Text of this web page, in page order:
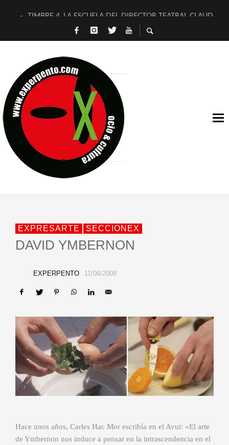
TIMBRE 4, LA ESCUELA DEL DIRECTOR TEATRAL CLAUDIO
30 AÑOS (NO ES NADA) DE LA KATARSIS DEL TOMATAZO
D’BALDOMEROS REINVENTAN [BITÁCORA 3.0] EN EXVITA
MARSHALL FLASH PRESENTA EN EXVITA [RELATIVA
JOFRE BARDAGÍ EN EXVITA INTERPRETANDO A SERRAT
YORCH PRESENTA [CURSO DE ARMONÍA PERSECUTORIA]
MAGALÍ SARE NOS EXPLICA [DESCASADA]
«NO TENGO PUTOS SUEÑOS»
EXPRESARTE SECCIONEX
DAVID YMBERNON
EXPERPENTO 11/06/2008
Hace unos años, Carles Hac Mor escribía en el Avui: «El arte
de Ymbernon nos induce a pensar en la intrascendencia en el